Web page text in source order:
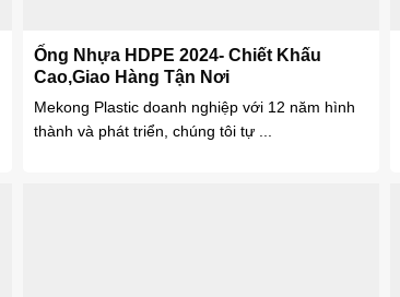
Ống Nhựa HDPE 2024- Chiết Khấu
Cao,Giao Hàng Tận Nơi
Mekong Plastic doanh nghiệp với 12 năm hình
thành và phát triển, chúng tôi tự ...